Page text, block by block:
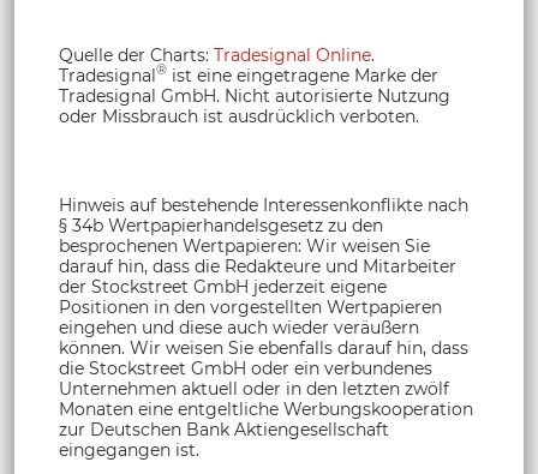
Quelle der Charts: Tradesignal Online.
Tradesignal® ist eine eingetragene Marke der
Tradesignal GmbH. Nicht autorisierte Nutzung
oder Missbrauch ist ausdrücklich verboten.
Hinweis auf bestehende Interessenkonflikte nach
§ 34b Wertpapierhandelsgesetz zu den
besprochenen Wertpapieren: Wir weisen Sie
darauf hin, dass die Redakteure und Mitarbeiter
der Stockstreet GmbH jederzeit eigene
Positionen in den vorgestellten Wertpapieren
eingehen und diese auch wieder veräußern
können. Wir weisen Sie ebenfalls darauf hin, dass
die Stockstreet GmbH oder ein verbundenes
Unternehmen aktuell oder in den letzten zwölf
Monaten eine entgeltliche Werbungskooperation
zur Deutschen Bank Aktiengesellschaft
eingegangen ist.